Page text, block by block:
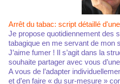
Arrêt du tabac: script détaillé
Je propose quotidiennement des
tabagique en me servant de mon
J’aime fumer ! Il s’agit dans la
souhaite partager avec vous
A vous de l’adapter
et d’en faire « du sur-mesure »